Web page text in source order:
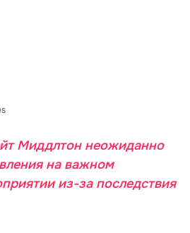
Миддлтон неожиданно
на важном
из-за последствия